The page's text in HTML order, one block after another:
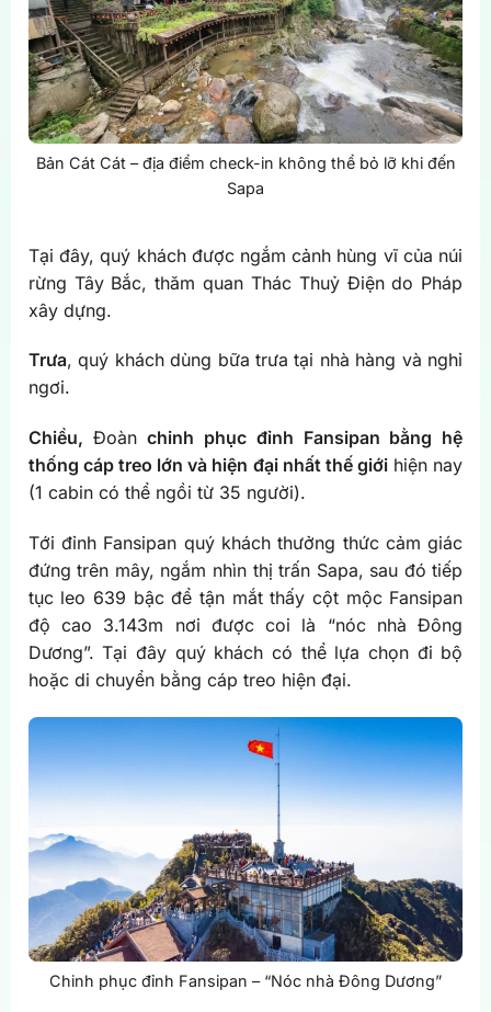
Bản Cát Cát – địa điểm check-in không thể bỏ lỡ khi đến
Sapa
Tại đây, quý khách được ngắm cảnh hùng vĩ của núi
rừng Tây Bắc, thăm quan Thác Thuỷ Điện do Pháp
xây dựng.
Trưa, quý khách dùng bữa trưa tại nhà hàng và nghỉ
ngơi.
Chiều, Đoànchinh phục đỉnh Fansipan bằng hệ
thống cáp treo lớn và hiện đại nhất thế giớihiện nay
(1 cabin có thể ngồi từ 35 người).
Tới đỉnh Fansipan quý khách thưởng thức cảm giác
đứng trên mây, ngắm nhìn thị trấn Sapa, sau đó tiếp
tục leo 639 bậc để tận mắt thấy cột mộc Fansipan
độ cao 3.143m nơi được coi là “nóc nhà Đông
Dương”. Tại đây quý khách có thể lựa chọn đi bộ
hoặc di chuyển bằng cáp treo hiện đại.
Chinh phục đỉnh Fansipan – “Nóc nhà Đông Dương”